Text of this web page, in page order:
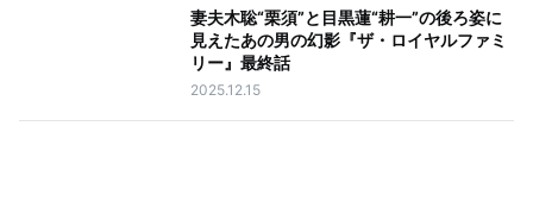
妻夫木聡“栗須”と目黒蓮“耕一”の後ろ姿に
見えたあの男の幻影『ザ・ロイヤルファミ
リー』最終話
2025.12.15